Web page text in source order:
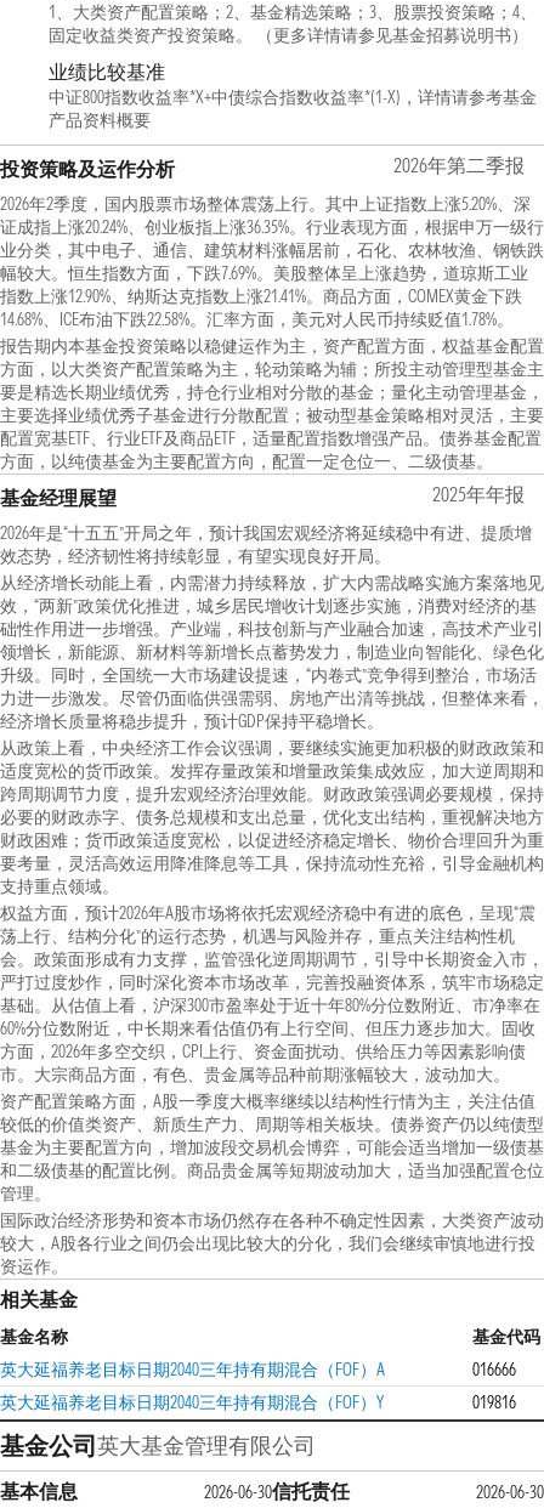
1、大类资产配置策略；2、基金精选策略；3、股票投资策略；4、
固定收益类资产投资策略。 （更多详情请参见基金招募说明书）
业绩比较基准
中证800指数收益率*X+中债综合指数收益率*(1-X)，详情请参考基金
产品资料概要
投资策略及运作分析 2026年第二季报
2026年2季度，国内股票市场整体震荡上行。其中上证指数上涨5.20%、深
证成指上涨20.24%、创业板指上涨36.35%。行业表现方面，根据申万一级行
业分类，其中电子、通信、建筑材料涨幅居前，石化、农林牧渔、钢铁跌
幅较大。恒生指数方面，下跌7.69%。美股整体呈上涨趋势，道琼斯工业
指数上涨12.90%、纳斯达克指数上涨21.41%。商品方面，COMEX黄金下跌
14.68%、ICE布油下跌22.58%。汇率方面，美元对人民币持续贬值1.78%。
报告期内本基金投资策略以稳健运作为主，资产配置方面，权益基金配置
方面，以大类资产配置策略为主，轮动策略为辅；所投主动管理型基金主
要是精选长期业绩优秀，持仓行业相对分散的基金；量化主动管理基金，
主要选择业绩优秀子基金进行分散配置；被动型基金策略相对灵活，主要
配置宽基ETF、行业ETF及商品ETF，适量配置指数增强产品。债券基金配置
方面，以纯债基金为主要配置方向，配置一定仓位一、二级债基。
基金经理展望 2025年年报
2026年是“十五五”开局之年，预计我国宏观经济将延续稳中有进、提质增
效态势，经济韧性将持续彰显，有望实现良好开局。
从经济增长动能上看，内需潜力持续释放，扩大内需战略实施方案落地见
效，“两新”政策优化推进，城乡居民增收计划逐步实施，消费对经济的基
础性作用进一步增强。产业端，科技创新与产业融合加速，高技术产业引
领增长，新能源、新材料等新增长点蓄势发力，制造业向智能化、绿色化
升级。同时，全国统一大市场建设提速，“内卷式”竞争得到整治，市场活
力进一步激发。尽管仍面临供强需弱、房地产出清等挑战，但整体来看，
经济增长质量将稳步提升，预计GDP保持平稳增长。
从政策上看，中央经济工作会议强调，要继续实施更加积极的财政政策和
适度宽松的货币政策。发挥存量政策和增量政策集成效应，加大逆周期和
跨周期调节力度，提升宏观经济治理效能。财政政策强调必要规模，保持
必要的财政赤字、债务总规模和支出总量，优化支出结构，重视解决地方
财政困难；货币政策适度宽松，以促进经济稳定增长、物价合理回升为重
要考量，灵活高效运用降准降息等工具，保持流动性充裕，引导金融机构
支持重点领域。
权益方面，预计2026年A股市场将依托宏观经济稳中有进的底色，呈现“震
荡上行、结构分化”的运行态势，机遇与风险并存，重点关注结构性机
会。政策面形成有力支撑，监管强化逆周期调节，引导中长期资金入市，
严打过度炒作，同时深化资本市场改革，完善投融资体系，筑牢市场稳定
基础。从估值上看，沪深300市盈率处于近十年80%分位数附近、市净率在
60%分位数附近，中长期来看估值仍有上行空间、但压力逐步加大。固收
方面，2026年多空交织，CPI上行、资金面扰动、供给压力等因素影响债
市。大宗商品方面，有色、贵金属等品种前期涨幅较大，波动加大。
资产配置策略方面，A股一季度大概率继续以结构性行情为主，关注估值
较低的价值类资产、新质生产力、周期等相关板块。债券资产仍以纯债型
基金为主要配置方向，增加波段交易机会博弈，可能会适当增加一级债基
和二级债基的配置比例。商品贵金属等短期波动加大，适当加强配置仓位
管理。
国际政治经济形势和资本市场仍然存在各种不确定性因素，大类资产波动
较大，A股各行业之间仍会出现比较大的分化，我们会继续审慎地进行投
资运作。
相关基金
基金名称
基金代码
英大延福养老目标日期2040三年持有期混合（FOF）A
016666
英大延福养老目标日期2040三年持有期混合（FOF）Y
019816
基金公司英大基金管理有限公司
基本信息 2026-06-30信托责任 2026-06-30